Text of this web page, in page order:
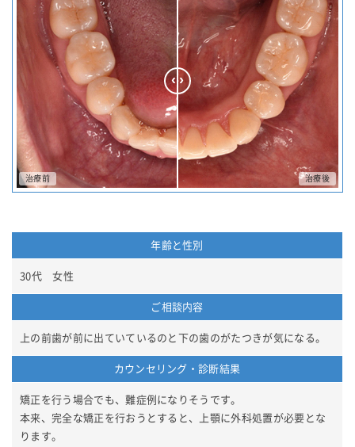
年齢と性別
30代 女性
ご相談内容
上の前歯が前に出ていているのと下の歯のがたつきが気になる。
カウンセリング・診断結果
矯正を行う場合でも、難症例になりそうです。
本来、完全な矯正を行おうとすると、上顎に外科処置が必要とな
ります。